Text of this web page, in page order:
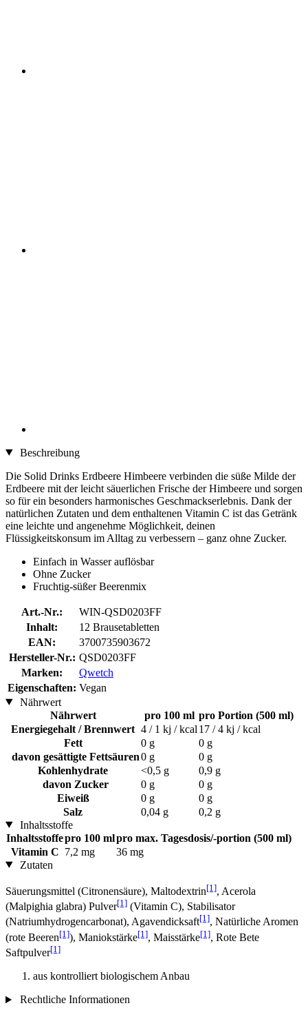
Beschreibung
Die Solid Drinks Erdbeere Himbeere verbinden die süße Milde der
Erdbeere mit der leicht säuerlichen Frische der Himbeere und sorgen
so für ein besonders harmonisches Geschmackserlebnis. Dank der
natürlichen Zutaten und dem enthaltenen Vitamin C ist das Getränk
eine leichte und angenehme Möglichkeit, deinen
Flüssigkeitskonsum im Alltag zu verbessern – ganz ohne Zucker.
Einfach in Wasser auflösbar
Ohne Zucker
Fruchtig-süßer Beerenmix
Art.-Nr.:
WIN-QSD0203FF
Inhalt:
12 Brausetabletten
EAN:
3700735903672
Hersteller-Nr.: QSD0203FF
Marken:
Qwetch
Eigenschaften: Vegan
Nährwert
Nährwert
pro 100 ml pro Portion (500 ml)
Energiegehalt / Brennwert 4 / 1 kj / kcal 17 / 4 kj / kcal
Fett
0 g
0 g
davon gesättigte Fettsäuren0 g
0 g
Kohlenhydrate
<0,5 g
0,9 g
davon Zucker
0 g
0 g
Eiweiß
0 g
0 g
Salz
0,04 g
0,2 g
Inhaltsstoffe
Inhaltsstoffepro 100 mlpro max. Tagesdosis/-portion (500 ml)
Vitamin C 7,2 mg
36 mg
Zutaten
Säuerungsmittel (Citronensäure), Maltodextrin[1], Acerola
(Malpighia glabra) Pulver[1] (Vitamin C), Stabilisator
(Natriumhydrogencarbonat), Agavendicksaft[1], Natürliche Aromen
(rote Beeren[1]), Maniokstärke[1], Maisstärke[1], Rote Bete
Saftpulver[1]
aus kontrolliert biologischem Anbau
Rechtliche Informationen